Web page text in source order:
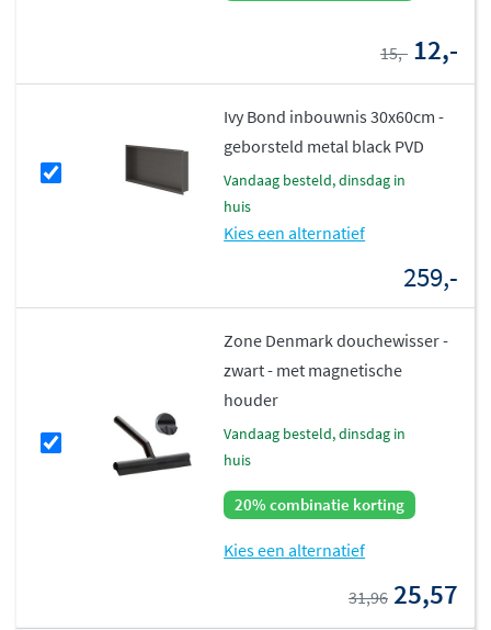
15,- 12,-
Ivy Bond inbouwnis 30x60cm -
geborsteld metal black PVD
vandaag besteld, dinsdag in
huis
Kies een alternatief
259,-
Zone Denmark douchewisser -
zwart - met magnetische
houder
vandaag besteld, dinsdag in
huis
20% combinatie korting
Kies een alternatief
31,96 25,57